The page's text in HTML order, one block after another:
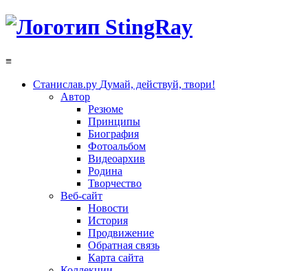
≡
Станислав.ру Думай, действуй, твори!
Автор
Резюме
Принципы
Биография
Фотоальбом
Видеоархив
Родина
Творчество
Веб-сайт
Новости
История
Продвижение
Обратная связь
Карта сайта